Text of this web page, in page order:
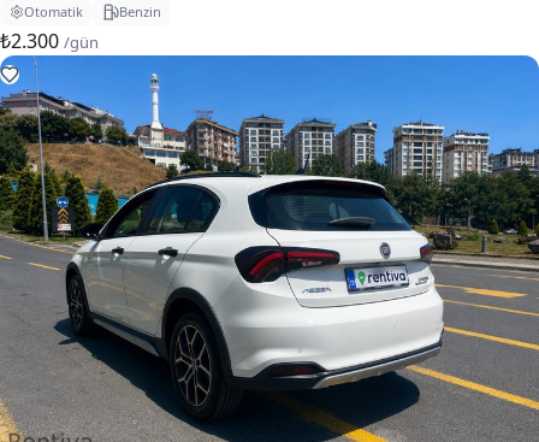
Otomatik Benzin
₺2.300 /gün